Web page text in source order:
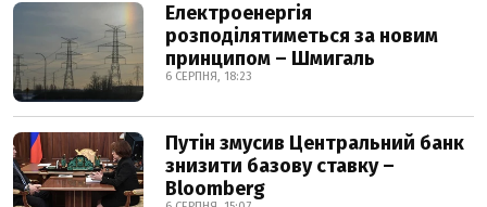
Електроенергія
розподілятиметься за новим
принципом – Шмигаль
6 СЕРПНЯ, 18:23
Путін змусив Центральний банк
знизити базову ставку –
Bloomberg